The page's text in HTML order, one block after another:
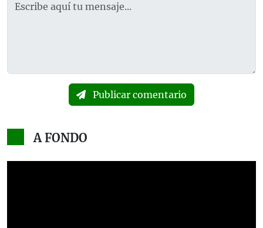
Publicar comentario
A FONDO